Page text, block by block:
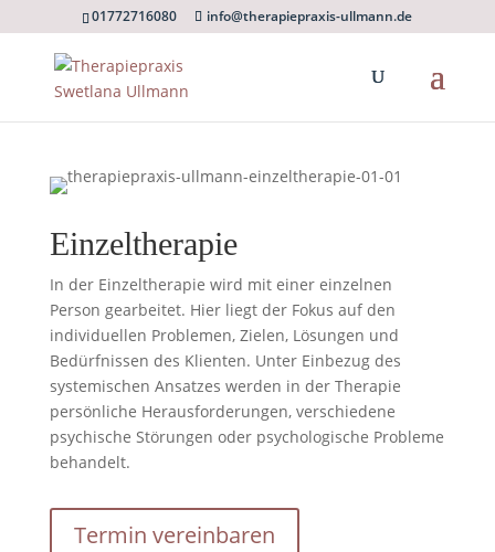
01772716080 info@therapiepraxis-ullmann.de
Einzeltherapie
In der Einzeltherapie wird mit einer einzelnen
Person gearbeitet. Hier liegt der Fokus auf den
individuellen Problemen, Zielen, Lösungen und
Bedürfnissen des Klienten. Unter Einbezug des
systemischen Ansatzes werden in der Therapie
persönliche Herausforderungen, verschiedene
psychische Störungen oder psychologische Probleme
behandelt.
Termin vereinbaren